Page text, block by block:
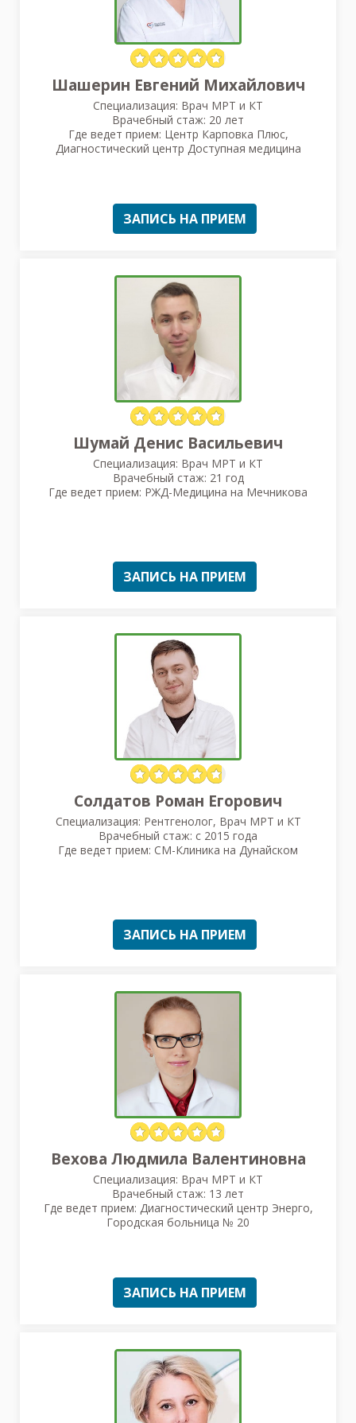
Шашерин Евгений Михайлович
Специализация: Врач МРТ и КТ
Врачебный стаж: 20 лет
Где ведет прием: Центр Карповка Плюс,
Диагностический центр Доступная медицина
ЗАПИСЬ НА ПРИЕМ
Шумай Денис Васильевич
Специализация: Врач МРТ и КТ
Врачебный стаж: 21 год
Где ведет прием: РЖД-Медицина на Мечникова
ЗАПИСЬ НА ПРИЕМ
Солдатов Роман Егорович
Специализация: Рентгенолог, Врач МРТ и КТ
Врачебный стаж: с 2015 года
Где ведет прием: СМ-Клиника на Дунайском
ЗАПИСЬ НА ПРИЕМ
Вехова Людмила Валентиновна
Специализация: Врач МРТ и КТ
Врачебный стаж: 13 лет
Где ведет прием: Диагностический центр Энерго,
Городская больница № 20
ЗАПИСЬ НА ПРИЕМ